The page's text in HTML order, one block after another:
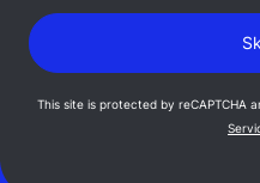
This site is protected by reCAPTCHA